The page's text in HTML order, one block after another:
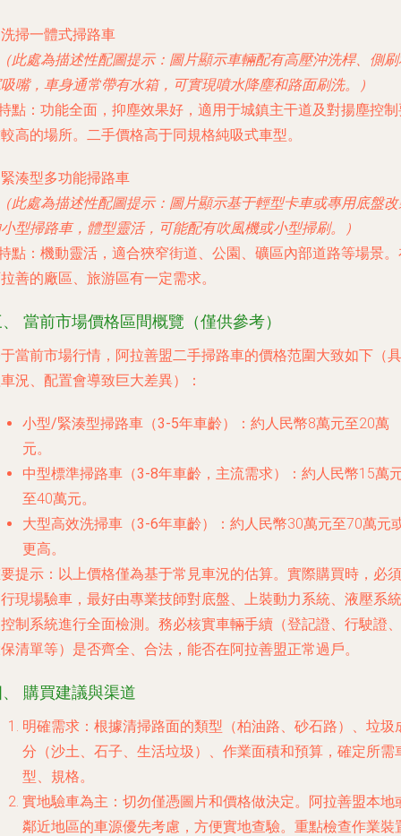
掃一體式掃路車
此處為描述性配圖提示：圖片顯示車輛配有高壓沖洗桿、側
嘴，車身通常帶有水箱，可實現噴水降塵和路面刷洗。）
點 ：功能全面，抑塵效果好，適用于城鎮主干道及對揚塵控
高的場所。二手價格高于同規格純吸式車型。
湊型多功能掃路車
此處為描述性配圖提示：圖片顯示基于輕型卡車或專用底盤
型掃路車，體型靈活，可能配有吹風機或小型掃刷。）
點 ：機動靈活，適合狹窄街道、公園、礦區內部道路等場景
善的廠區、旅游區有一定需求。
、 當前市場價格區間概覽（僅供參考）
當前市場行情，阿拉善盟二手掃路車的價格范圍大致如下（具
況、配置會導致巨大差異）：
小型/緊湊型掃路車（3-5年車齡）
：約人民幣8萬元至20萬
元。
中型標準掃路車（3-8年車齡，主流需求）
：約人民幣15萬
至40萬元。
大型高效洗掃車（3-6年車齡）
：約人民幣30萬元至70萬元
更高。
提示 ：以上價格僅為基于常見車況的估算。實際購買時，必須
現場驗車，最好由專業技師對底盤、上裝動力系統、液壓系統
制系統進行全面檢測。務必核實車輛手續（登記證、行駛證、
清單等）是否齊全、合法，能否在阿拉善盟正常過戶。
購買建議與渠道
明確需求 ：根據清掃路面的類型（柏油路、砂石路）、垃圾
分（沙土、石子、生活垃圾）、作業面積和預算，確定所需
型、規格。
實地驗車為主 ：切勿僅憑圖片和價格做決定。阿拉善盟本地
鄰近地區的車源優先考慮，方便實地查驗。重點檢查作業裝